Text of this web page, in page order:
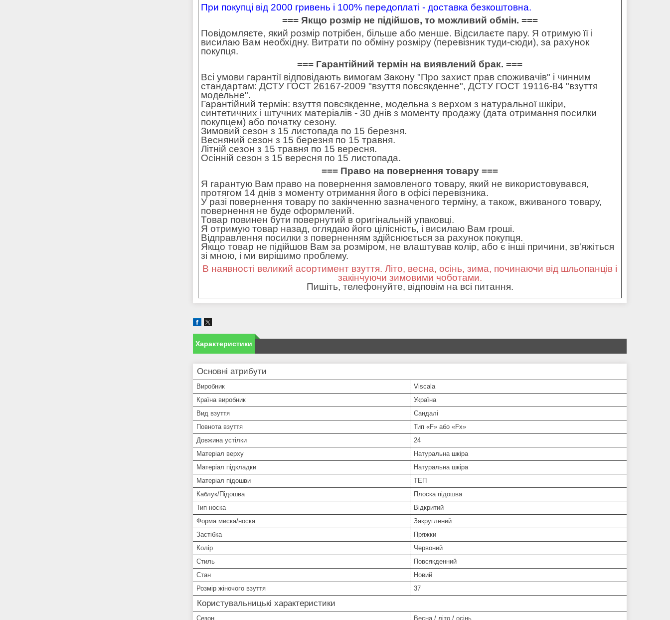
При покупці від 2000 гривень і 100% передоплаті - доставка безкоштовна.
=== Якщо розмір не підійшов, то можливий обмін. ===
Повідомляєте, який розмір потрібен, більше або менше. Відсилаєте пару. Я отримую її і
висилаю Вам необхідну. Витрати по обміну розміру (перевізник туди-сюди), за рахунок
покупця.
=== Гарантійний термін на виявлений брак. ===
Всі умови гарантії відповідають вимогам Закону "Про захист прав споживачів" і чинним
стандартам: ДСТУ ГОСТ 26167-2009 "взуття повсякденне", ДСТУ ГОСТ 19116-84 "взуття
модельне".
Гарантійний термін: взуття повсякденне, модельна з верхом з натуральної шкіри,
синтетичних і штучних матеріалів - 30 днів з моменту продажу (дата отримання посилки
покупцем) або початку сезону.
Зимовий сезон з 15 листопада по 15 березня.
Весняний сезон з 15 березня по 15 травня.
Літній сезон з 15 травня по 15 вересня.
Осінній сезон з 15 вересня по 15 листопада.
=== Право на повернення товару ===
Я гарантую Вам право на повернення замовленого товару, який не використовувався,
протягом 14 днів з моменту отримання його в офісі перевізника.
У разі повернення товару по закінченню зазначеного терміну, а також, вживаного товару,
повернення не буде оформлений.
Товар повинен бути повернутий в оригінальній упаковці.
Я отримую товар назад, оглядаю його цілісність, і висилаю Вам гроші.
Відправлення посилки з поверненням здійснюється за рахунок покупця.
Якщо товар не підійшов Вам за розміром, не влаштував колір, або є інші причини, зв'яжіться
зі мною, і ми вирішимо проблему.
В наявності великий асортимент взуття. Літо, весна, осінь, зима, починаючи від шльопанців і
закінчуючи зимовими чоботами.
Пишіть, телефонуйте, відповім на всі питання.
Характеристики
Основні атрибути
Виробник
Viscala
Країна виробник
Україна
Вид взуття
Сандалі
Повнота взуття
Тип «F» або «Fx»
Довжина устілки
24
Матеріал верху
Натуральна шкіра
Матеріал підкладки
Натуральна шкіра
Матеріал підошви
ТЕП
Каблук/Підошва
Плоска підошва
Тип носка
Відкритий
Форма миска/носка
Закруглений
Застібка
Пряжки
Колір
Червоний
Стиль
Повсякденний
Стан
Новий
Розмір жіночого взуття
37
Користувальницькі характеристики
Сезон Весна / літо / осінь